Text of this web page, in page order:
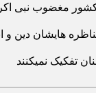
کشور مغضوب نبی
هایشان دین و
تفکیک نمیکنند